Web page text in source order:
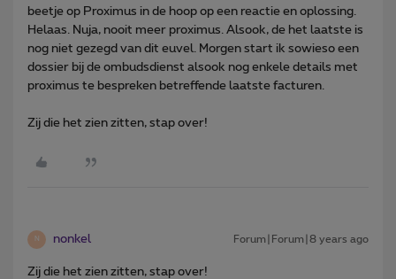
beetje op Proximus in de hoop op een reactie en oplossing.
Helaas. Nuja, nooit meer proximus. Alsook, de het laatste is
nog niet gezegd van dit euvel. Morgen start ik sowieso een
dossier bij de ombudsdienst alsook nog enkele details met
proximus te bespreken betreffende laatste facturen.
Zij die het zien zitten, stap over!
N nonkel Forum|Forum|8 years ago
Zij die het zien zitten, stap over!